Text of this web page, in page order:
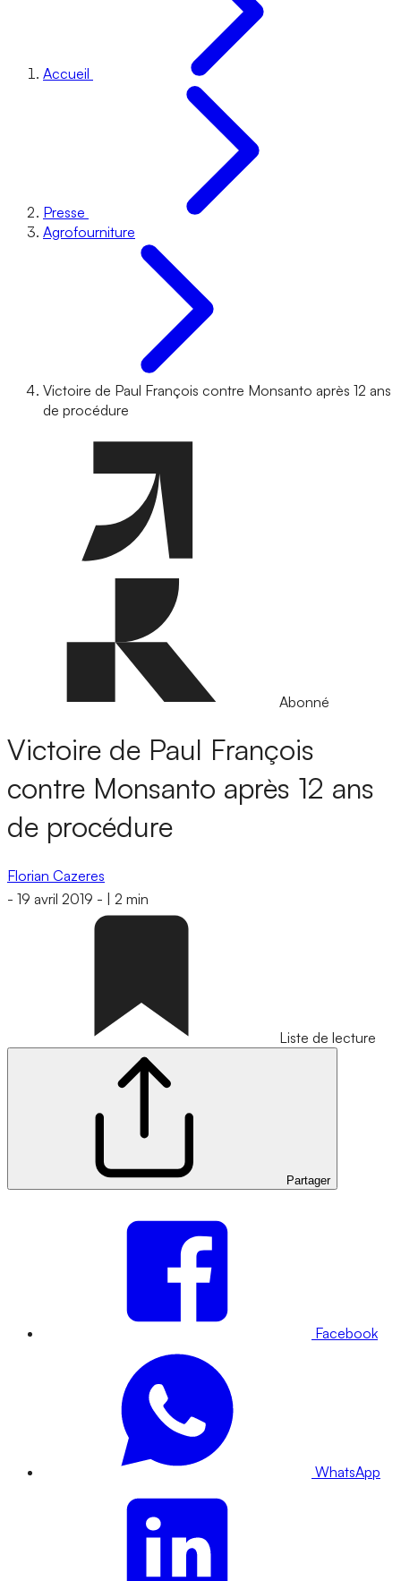
Accueil
Presse
Agrofourniture
Victoire de Paul François contre Monsanto après 12 ans
de procédure
Abonné
Victoire de Paul François
contre Monsanto après 12 ans
de procédure
Florian Cazeres
- 19 avril 2019 - 2 min
Liste de lecture
Partager
Facebook
WhatsApp